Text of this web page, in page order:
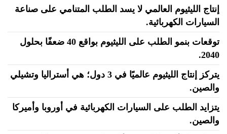
إنتاج الليثيوم العالمي لا يسد الطلب المتنامي على صناعة
السيارات الكهربائية.
توقعات بنمو الطلب على الليثيوم بواقع 40 ضعفًا بحلول
2040.
يتركز إنتاج الليثيوم عالميًا في 3 دول؛ هي أستراليا وتشيلي
والصين.
يتزايد الطلب على السيارات الكهربائية في أوروبا وأميركا
والصين.